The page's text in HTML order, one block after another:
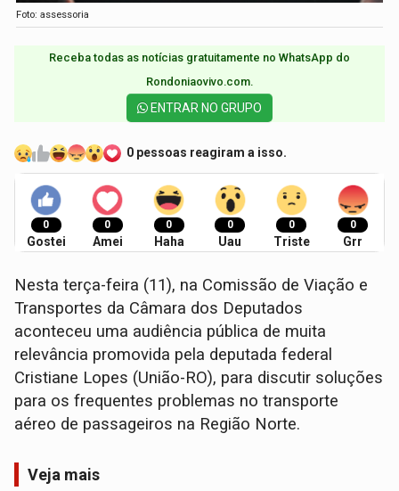
Foto: assessoria
Receba todas as notícias gratuitamente no WhatsApp do
Rondoniaovivo.com.​
ENTRAR NO GRUPO
0 pessoas reagiram a isso.
0
Gostei
0
Amei
0
Haha
0
Uau
0
Triste
0
Grr
Nesta terça-feira (11), na Comissão de Viação e
Transportes da Câmara dos Deputados
aconteceu uma audiência pública de muita
relevância promovida pela deputada federal
Cristiane Lopes (União-RO), para discutir soluções
para os frequentes problemas no transporte
aéreo de passageiros na Região Norte.
Veja mais